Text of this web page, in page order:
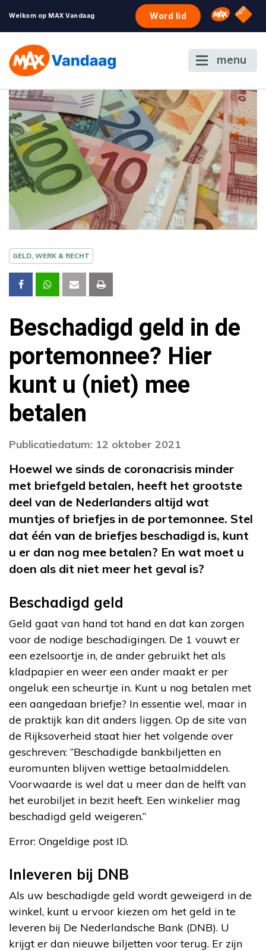
Welkom op MAX Vandaag Word lid Omroep
NPO
menu
GELD, WERK & RECHT
Beschadigd geld in de
portemonnee? Hier
kunt u (niet) mee
betalen
Publicatiedatum: 12 oktober 2021
Hoewel we sinds de coronacrisis minder
met briefgeld betalen, heeft het grootste
deel van de Nederlanders altijd wat
muntjes of briefjes in de portemonnee. Stel
dat één van de briefjes beschadigd is, kunt
u er dan nog mee betalen? En wat moet u
doen als dit niet meer het geval is?
Beschadigd geld
Geld gaat van hand tot hand en dat kan zorgen
voor de nodige beschadigingen. De 1 vouwt er
een ezelsoortje in, de ander gebruikt het als
kladpapier en weer een ander maakt er per
ongeluk een scheurtje in. Kunt u nog betalen met
een aangedaan briefje? In essentie wel, maar in
de praktijk kan dit anders liggen. Op de site van
de Rijksoverheid staat hier het volgende over
geschreven: “Beschadigde bankbiljetten en
euromunten blijven wettige betaalmiddelen.
Voorwaarde is wel dat u meer dan de helft van
het eurobiljet in bezit heeft. Een winkelier mag
beschadigd geld weigeren.”
Error: Ongeldige post ID.
Inleveren bij DNB
Als uw beschadigde geld wordt geweigerd in de
winkel, kunt u ervoor kiezen om het geld in te
leveren bij De Nederlandsche Bank (DNB). U
krijgt er dan nieuwe biljetten voor terug. Er zijn